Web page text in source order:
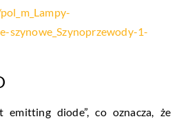
szynowe_Szynoprzewody-1-
diode”, co oznacza, że